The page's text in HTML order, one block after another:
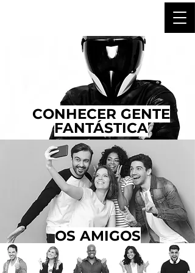
CONHECER GENTE
FANTÁSTICA
OS AMIGOS